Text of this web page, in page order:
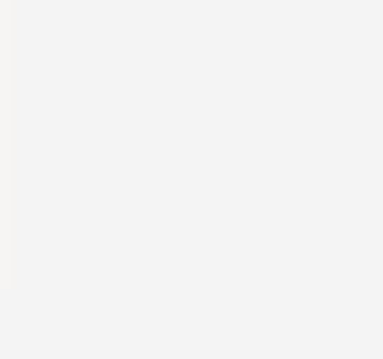
к специалистам наших салонов, - они будут
с выбором. Так же мы готовы